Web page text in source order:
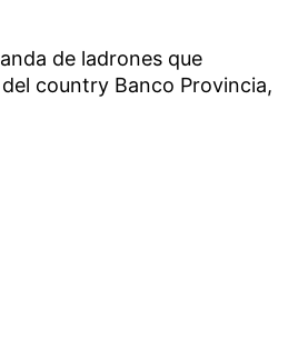
de ladrones que
country Banco Provincia,